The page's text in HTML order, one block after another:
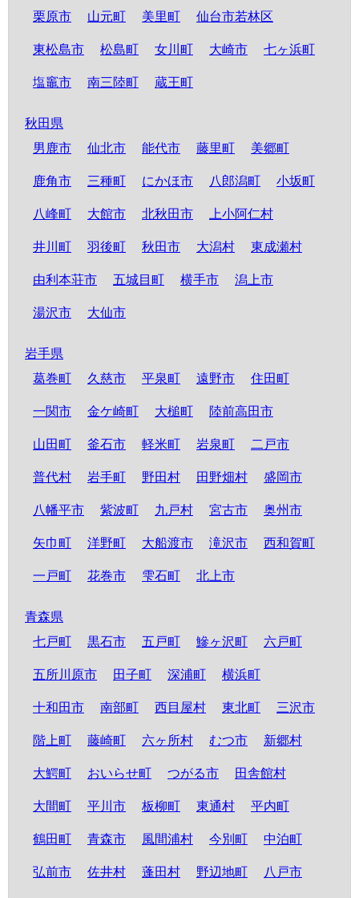
栗原市 山元町 美里町 仙台市若林区
東松島市 松島町 女川町 大崎市 七ヶ浜町
塩竈市 南三陸町 蔵王町
秋田県
男鹿市
仙北市 能代市 藤里町 美郷町
鹿角市 三種町 にかほ市 八郎潟町 小坂町
八峰町 大館市 北秋田市 上小阿仁村
井川町 羽後町 秋田市 大潟村 東成瀬村
由利本荘市 五城目町 横手市 潟上市
湯沢市 大仙市
岩手県
葛巻町
久慈市 平泉町 遠野市 住田町
一関市 金ケ崎町 大槌町 陸前高田市
山田町 釜石市 軽米町 岩泉町 二戸市
普代村 岩手町 野田村 田野畑村 盛岡市
八幡平市 紫波町 九戸村 宮古市 奥州市
矢巾町 洋野町 大船渡市 滝沢市 西和賀町
一戸町 花巻市 雫石町 北上市
青森県
七戸町
黒石市 五戸町 鰺ヶ沢町 六戸町
五所川原市 田子町 深浦町 横浜町
十和田市 南部町 西目屋村 東北町 三沢市
階上町 藤崎町 六ヶ所村 むつ市 新郷村
大鰐町 おいらせ町 つがる市 田舎館村
大間町 平川市 板柳町 東通村 平内町
鶴田町 青森市 風間浦村 今別町 中泊町
弘前市 佐井村 蓬田村 野辺地町 八戸市